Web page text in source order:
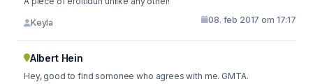
Keyla 08. feb 2017 om 17:17
Albert Hein
Hey, good to find somonee who agrees with me. GMTA.